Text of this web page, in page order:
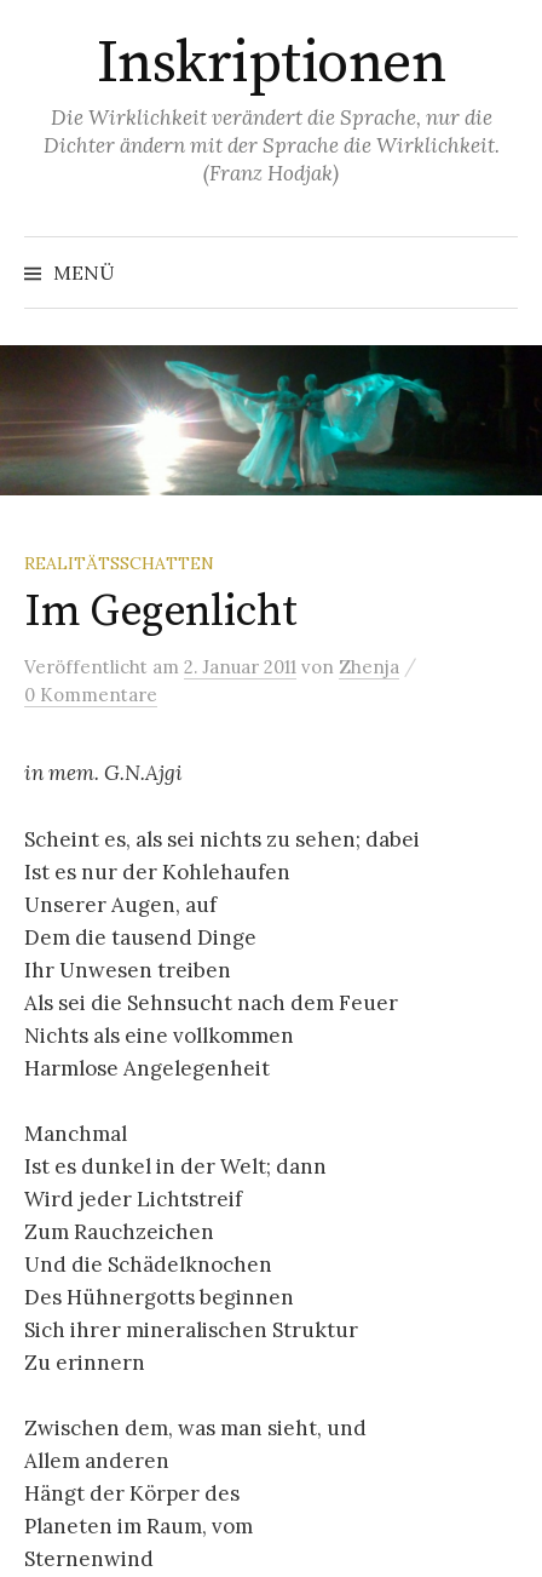
Inskriptionen
Die Wirklichkeit verändert die Sprache, nur die
Dichter ändern mit der Sprache die Wirklichkeit.
(Franz Hodjak)
MENÜ
REALITÄTSSCHATTEN
Im Gegenlicht
Veröffentlicht am 2. Januar 2011 von Zhenja /
0 Kommentare
in mem. G.N.Ajgi
Scheint es, als sei nichts zu sehen; dabei
Ist es nur der Kohlehaufen
Unserer Augen, auf
Dem die tausend Dinge
Ihr Unwesen treiben
Als sei die Sehnsucht nach dem Feuer
Nichts als eine vollkommen
Harmlose Angelegenheit
Manchmal
Ist es dunkel in der Welt; dann
Wird jeder Lichtstreif
Zum Rauchzeichen
Und die Schädelknochen
Des Hühnergotts beginnen
Sich ihrer mineralischen Struktur
Zu erinnern
Zwischen dem, was man sieht, und
Allem anderen
Hängt der Körper des
Planeten im Raum, vom
Sternenwind